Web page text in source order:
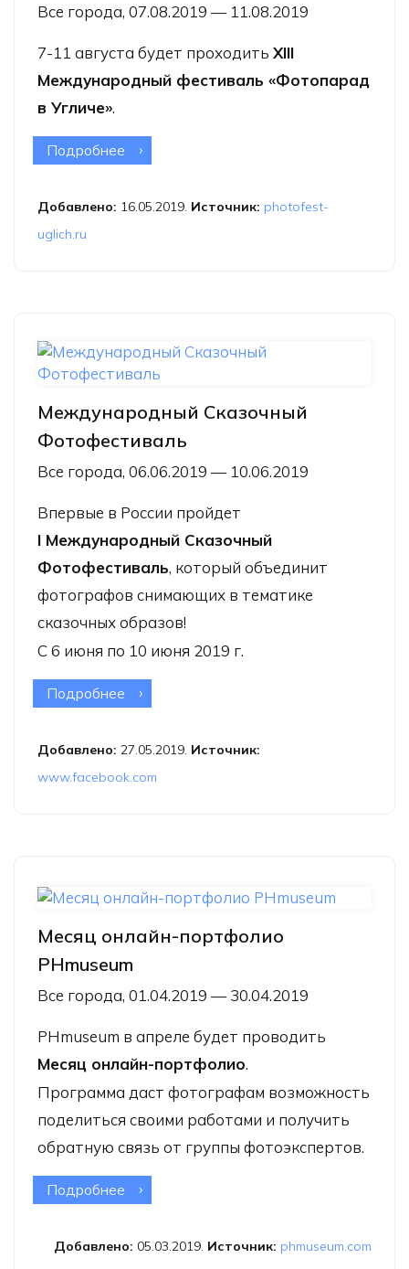
Все города, 07.08.2019 — 11.08.2019
7-11 августа будет проходить XIII
Международный фестиваль «Фотопарад
в Угличе».
Подробнее о XIII Международный фестиваль
Добавлено: 16.05.2019. Источник: photofest-
uglich.ru
Международный Сказочный
Фотофестиваль
Все города, 06.06.2019 — 10.06.2019
Впервые в России пройдет
I Международный Сказочный
Фотофестиваль, который объединит
фотографов снимающих в тематике
сказочных образов!
С 6 июня по 10 июня 2019 г.
Подробнее о Международный Сказочный
Добавлено: 27.05.2019. Источник:
www.facebook.com
Месяц онлайн-портфолио
PHmuseum
Все города, 01.04.2019 — 30.04.2019
PHmuseum в апреле будет проводить
Месяц онлайн-портфолио.
Программа даст фотографам возможность
поделиться своими работами и получить
обратную связь от группы фотоэкспертов.
Подробнее о Месяц онлайн-портфолио
Добавлено: 05.03.2019. Источник: phmuseum.com